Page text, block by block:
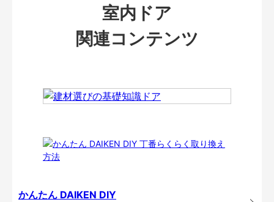
室内ドア
関連コンテンツ
かんたん DAIKEN DIY